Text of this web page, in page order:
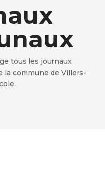
tous les journaux
la commune de Villers-